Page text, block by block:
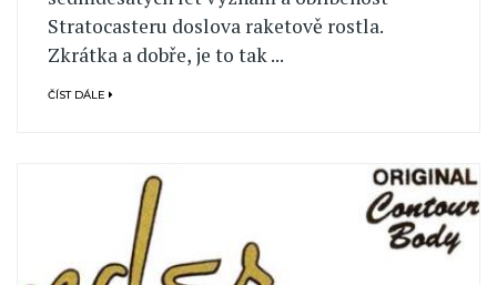
Stratocasteru doslova raketově rostla.
Zkrátka a dobře, je to tak ...
ČÍST DÁLE